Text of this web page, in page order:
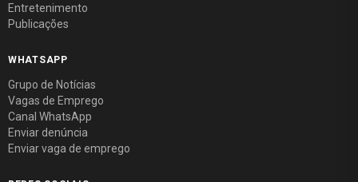
Entretenimento
Publicações
WHATSAPP
Grupo de Notícias
Vagas de Emprego
Canal WhatsApp
Enviar denúncia
Enviar vaga de emprego